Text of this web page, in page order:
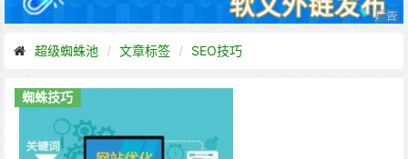
超级蜘蛛池 文章标签 SEO技巧
蜘蛛技巧